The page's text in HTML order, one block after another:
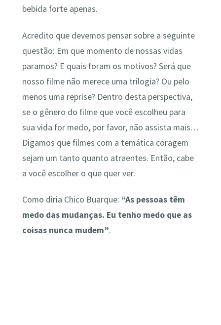
bebida forte apenas.
Acredito que devemos pensar sobre a seguinte
questão: Em que momento de nossas vidas
paramos? E quais foram os motivos? Será que
nosso filme não merece uma trilogia? Ou pelo
menos uma reprise? Dentro desta perspectiva,
se o gênero do filme que você escolheu para
sua vida for medo, por favor, não assista mais…
Digamos que filmes com a temática coragem
sejam um tanto quanto atraentes. Então, cabe
a você escolher o que quer ver.
Como diria Chico Buarque: “As pessoas têm
medo das mudanças. Eu tenho medo que as
coisas nunca mudem”.